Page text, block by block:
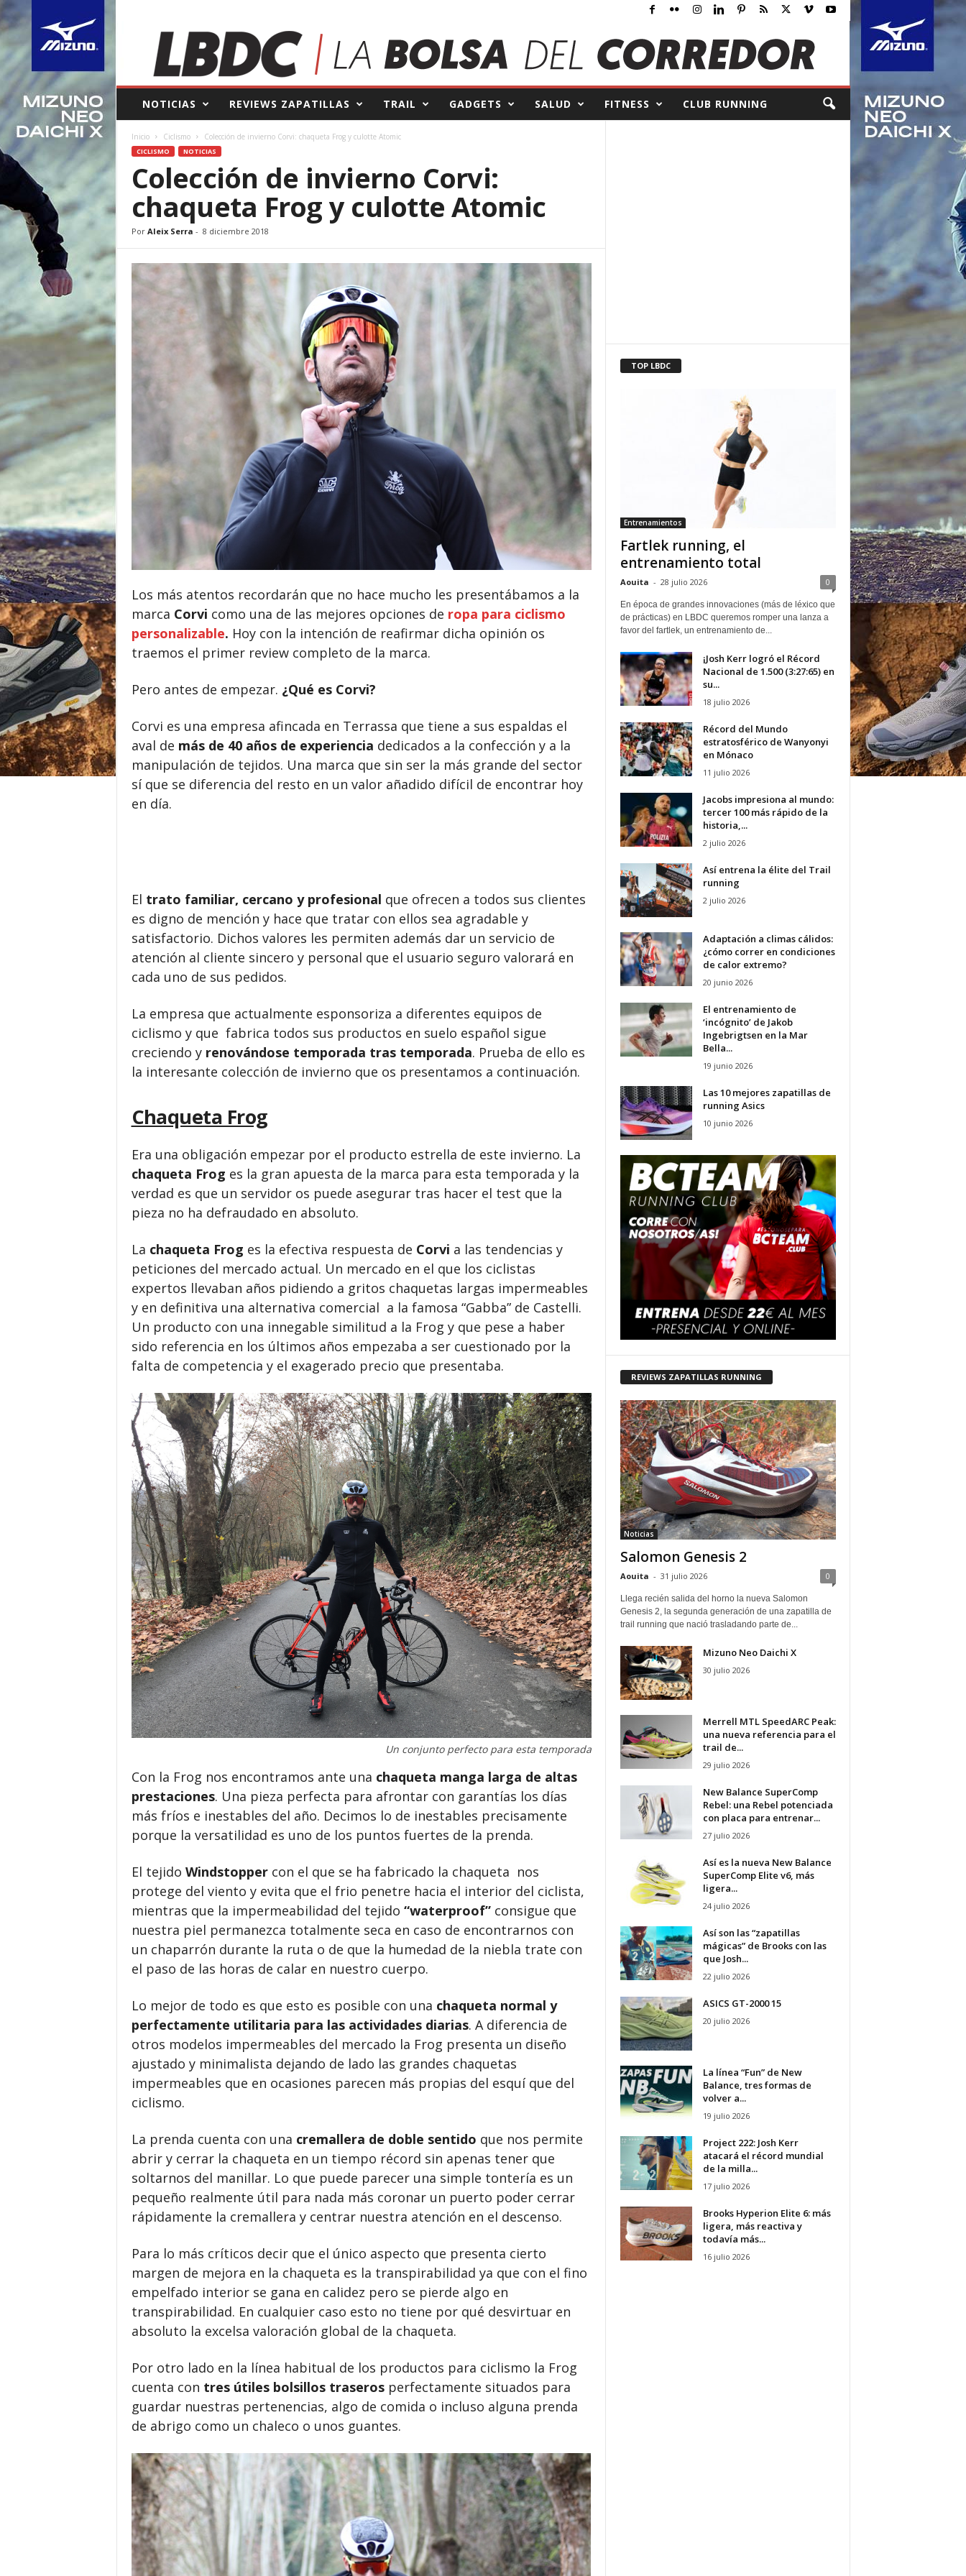
B
e
o
e
d
NOTICIAS REVIEWS ZAPATILLAS TRAIL GADGETS SALUD FITNESS CLUB RUNNING
Inicio Ciclismo Colección de invierno Corvi: chaqueta Frog y culotte Atomic
CICLISMO NOTICIAS
Colección de invierno Corvi:
chaqueta Frog y culotte Atomic
Por Aleix Serra - 8 diciembre 2018
Los más atentos recordarán que no hace mucho les presentábamos a la
marca Corvi como una de las mejores opciones de ropa para ciclismo
personalizable. Hoy con la intención de reafirmar dicha opinión os
traemos el primer review completo de la marca.
Pero antes de empezar. ¿Qué es Corvi?
Corvi es una empresa afincada en Terrassa que tiene a sus espaldas el
aval de más de 40 años de experiencia dedicados a la confección y a la
manipulación de tejidos. Una marca que sin ser la más grande del sector
sí que se diferencia del resto en un valor añadido difícil de encontrar hoy
en día.
El trato familiar, cercano y profesional que ofrecen a todos sus clientes
es digno de mención y hace que tratar con ellos sea agradable y
satisfactorio. Dichos valores les permiten además dar un servicio de
atención al cliente sincero y personal que el usuario seguro valorará en
cada uno de sus pedidos.
La empresa que actualmente esponsoriza a diferentes equipos de
ciclismo y que fabrica todos sus productos en suelo español sigue
creciendo y renovándose temporada tras temporada. Prueba de ello es
la interesante colección de invierno que os presentamos a continuación.
Chaqueta Frog
Era una obligación empezar por el producto estrella de este invierno. La
chaqueta Frog es la gran apuesta de la marca para esta temporada y la
verdad es que un servidor os puede asegurar tras hacer el test que la
pieza no ha defraudado en absoluto.
La chaqueta Frog es la efectiva respuesta de Corvi a las tendencias y
peticiones del mercado actual. Un mercado en el que los ciclistas
expertos llevaban años pidiendo a gritos chaquetas largas impermeables
y en definitiva una alternativa comercial a la famosa “Gabba” de Castelli.
Un producto con una innegable similitud a la Frog y que pese a haber
sido referencia en los últimos años empezaba a ser cuestionado por la
falta de competencia y el exagerado precio que presentaba.
Un conjunto perfecto para esta temporada
Con la Frog nos encontramos ante una chaqueta manga larga de altas
prestaciones. Una pieza perfecta para afrontar con garantías los días
más fríos e inestables del año. Decimos lo de inestables precisamente
porque la versatilidad es uno de los puntos fuertes de la prenda.
El tejido Windstoppercon el que se ha fabricado la chaqueta nos
protege del viento y evita que el frio penetre hacia el interior del ciclista,
mientras que la impermeabilidad del tejido “waterproof”consigue que
nuestra piel permanezca totalmente seca en caso de encontrarnos con
un chaparrón durante la ruta o de que la humedad de la niebla trate con
el paso de las horas de calar en nuestro cuerpo.
Lo mejor de todo es que esto es posible con una chaqueta normal y
perfectamente utilitaria para las actividades diarias. A diferencia de
otros modelos impermeables del mercado la Frog presenta un diseño
ajustado y minimalista dejando de lado las grandes chaquetas
impermeables que en ocasiones parecen más propias del esquí que del
ciclismo.
La prenda cuenta con una cremallera de doble sentido que nos permite
abrir y cerrar la chaqueta en un tiempo récord sin apenas tener que
soltarnos del manillar. Lo que puede parecer una simple tontería es un
pequeño realmente útil para nada más coronar un puerto poder cerrar
rápidamente la cremallera y centrar nuestra atención en el descenso.
Para lo más críticos decir que el único aspecto que presenta cierto
margen de mejora en la chaqueta es la transpirabilidad ya que con el fino
empelfado interior se gana en calidez pero se pierde algo en
transpirabilidad. En cualquier caso esto no tiene por qué desvirtuar en
absoluto la excelsa valoración global de la chaqueta.
Por otro lado en la línea habitual de los productos para ciclismo la Frog
cuenta con tres útiles bolsillos traserosperfectamente situados para
guardar nuestras pertenencias, algo de comida o incluso alguna prenda
de abrigo como un chaleco o unos guantes.
TOP LBDC
Entrenamientos
Fartlek running, el
entrenamiento total
Aouita - 28 julio 2026 0
En época de grandes innovaciones (más de léxico que
de prácticas) en LBDC queremos romper una lanza a
favor del fartlek, un entrenamiento de...
¡Josh Kerr logró el Récord
Nacional de 1.500 (3:27:65) en
su...
18 julio 2026
Récord del Mundo
estratosférico de Wanyonyi
en Mónaco
11 julio 2026
Jacobs impresiona al mundo:
tercer 100 más rápido de la
historia,...
2 julio 2026
Así entrena la élite del Trail
running
2 julio 2026
Adaptación a climas cálidos:
¿cómo correr en condiciones
de calor extremo?
20 junio 2026
El entrenamiento de
‘incógnito’ de Jakob
Ingebrigtsen en la Mar
Bella...
19 junio 2026
Las 10 mejores zapatillas de
running Asics
10 junio 2026
REVIEWS ZAPATILLAS RUNNING
Noticias
Salomon Genesis 2
Aouita - 31 julio 2026 0
Llega recién salida del horno la nueva Salomon
Genesis 2, la segunda generación de una zapatilla de
trail running que nació trasladando parte de...
Mizuno Neo Daichi X
30 julio 2026
Merrell MTL SpeedARC Peak:
una nueva referencia para el
trail de...
29 julio 2026
New Balance SuperComp
Rebel: una Rebel potenciada
con placa para entrenar...
27 julio 2026
Así es la nueva New Balance
SuperComp Elite v6, más
ligera...
24 julio 2026
Así son las “zapatillas
mágicas” de Brooks con las
que Josh...
22 julio 2026
ASICS GT-2000 15
20 julio 2026
La línea “Fun” de New
Balance, tres formas de
volver a...
19 julio 2026
Project 222: Josh Kerr
atacará el récord mundial
de la milla...
17 julio 2026
Brooks Hyperion Elite 6: más
ligera, más reactiva y
todavía más...
16 julio 2026